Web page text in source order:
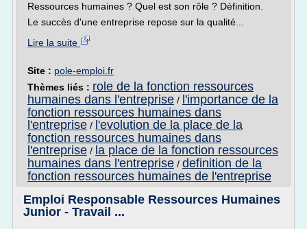
Ressources humaines ? Quel est son rôle ? Définition.
Le succès d'une entreprise repose sur la qualité...
Lire la suite
Site : pole-emploi.fr
Thèmes liés : role de la fonction ressources
humaines dans l'entreprise / l'importance de la
fonction ressources humaines dans
l'entreprise / l'evolution de la place de la
fonction ressources humaines dans
l'entreprise / la place de la fonction ressources
humaines dans l'entreprise / definition de la
fonction ressources humaines de l'entreprise
Emploi Responsable Ressources Humaines
Junior - Travail ...